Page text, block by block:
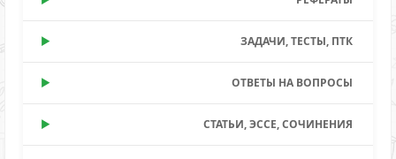
ЗАДАЧИ, ТЕСТЫ, ПТК
ОТВЕТЫ НА ВОПРОСЫ
СТАТЬИ, ЭССЕ, СОЧИНЕНИЯ